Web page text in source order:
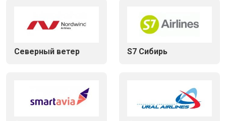
Северный ветер S7 Сибирь